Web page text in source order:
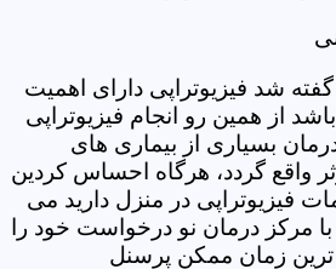
شد فیزیوتراپی دارای اهمیت
از همین رو انجام فیزیوتراپی
بسیاری از بیماری های
واقع گردد، هرگاه احساس کردین
فیزیوتراپی در منزل دارید می
مرکز درمان نو درخواست خود را
ترین زمان ممکن پرسنل